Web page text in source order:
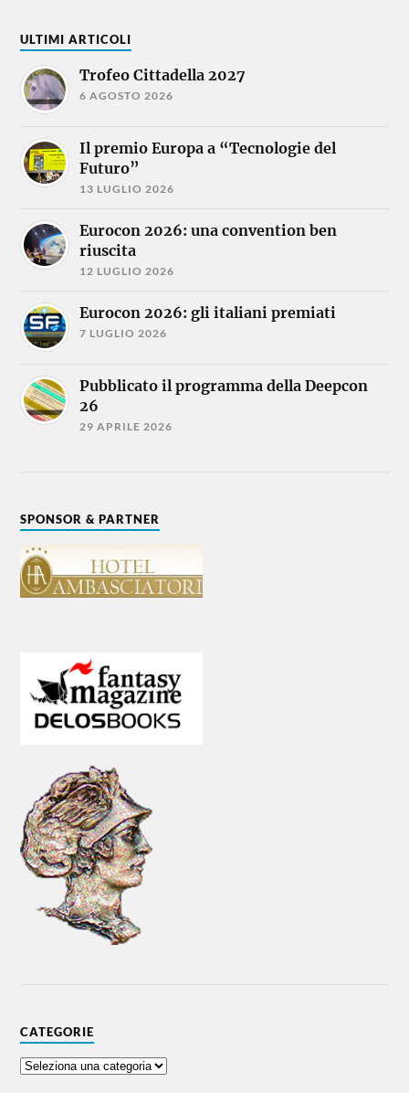
ULTIMI ARTICOLI
Trofeo Cittadella 2027
6 AGOSTO 2026
Il premio Europa a “Tecnologie del
Futuro”
13 LUGLIO 2026
Eurocon 2026: una convention ben
riuscita
12 LUGLIO 2026
Eurocon 2026: gli italiani premiati
7 LUGLIO 2026
Pubblicato il programma della Deepcon
26
29 APRILE 2026
SPONSOR & PARTNER
CATEGORIE